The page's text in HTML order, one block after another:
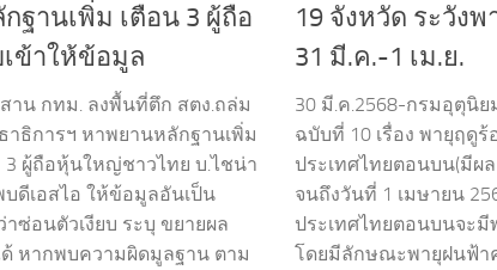
ฐานเพิ่ม เตือน 3 ผู้ถือ
ข้าให้ข้อมูล
สาน กทม. ลงพื้นที่ตึก สตง.ถล่ม
าธิการฯ หาพยานหลักฐานเพิ่ม
3 ผู้ถือหุ้นใหญ่ชาวไทย บ.ไชน่า
บดีเอสไอ ให้ข้อมูลอันเป็น
ซ่อนตัวเงียบ ระบุ ขยายผล
ด้ หากพบความผิดมูลฐาน ตาม
19 จังหวัด ระวัง
31 มี.ค.-1 เม.ย.
30 มี.ค.2568-กรมอุตุนิ
ฉบับที่ 10 เรื่อง พายุฤดู
ประเทศไทยตอนบน(มีผ
จนถึงวันที่ 1 เมษายน
ประเทศไทยตอนบนจะ
โดยมีลักษณะพายุฝนฟ้า